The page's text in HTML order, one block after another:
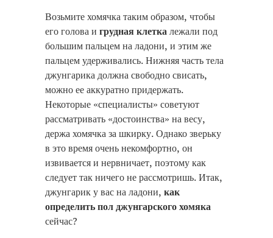
Возьмите хомячка таким образом, чтобы
его голова и грудная клеткалежали под
большим пальцем на ладони, и этим же
пальцем удерживались. Нижняя часть тела
джунгарика должна свободно свисать,
можно ее аккуратно придержать.
Некоторые «специалисты» советуют
рассматривать «достоинства» на весу,
держа хомячка за шкирку. Однако зверьку
в это время очень некомфортно, он
извивается и нервничает, поэтому как
следует так ничего не рассмотришь. Итак,
джунгарик у вас на ладони, как
определить пол джунгарского хомяка
сейчас?